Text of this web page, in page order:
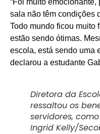
“Foi muito
sala não têm condições
Todo mundo ficou muito
estão sendo ótimas.
escola, está sendo uma
declarou a estudante
Diretora da
ressaltou os
servidores,
Ingrid Kelly/